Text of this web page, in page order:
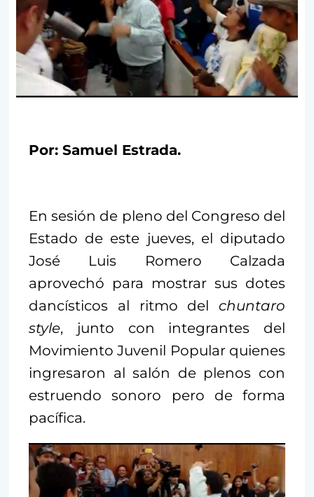
Por: Samuel Estrada.
En sesión de pleno del Congreso del
Estado de este jueves, el diputado
José Luis Romero Calzada
aprovechó para mostrar sus dotes
dancísticos al ritmo del chuntaro
style, junto con integrantes del
Movimiento Juvenil Popular quienes
ingresaron al salón de plenos con
estruendo sonoro pero de forma
pacífica.